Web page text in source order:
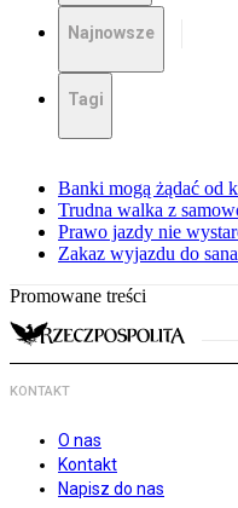
Najnowsze
Tagi
Banki mogą żądać od
Trudna walka z
Prawo jazdy nie
Zakaz wyjazdu do
Promowane treści
KONTAKT
O nas
Kontakt
Napisz do nas